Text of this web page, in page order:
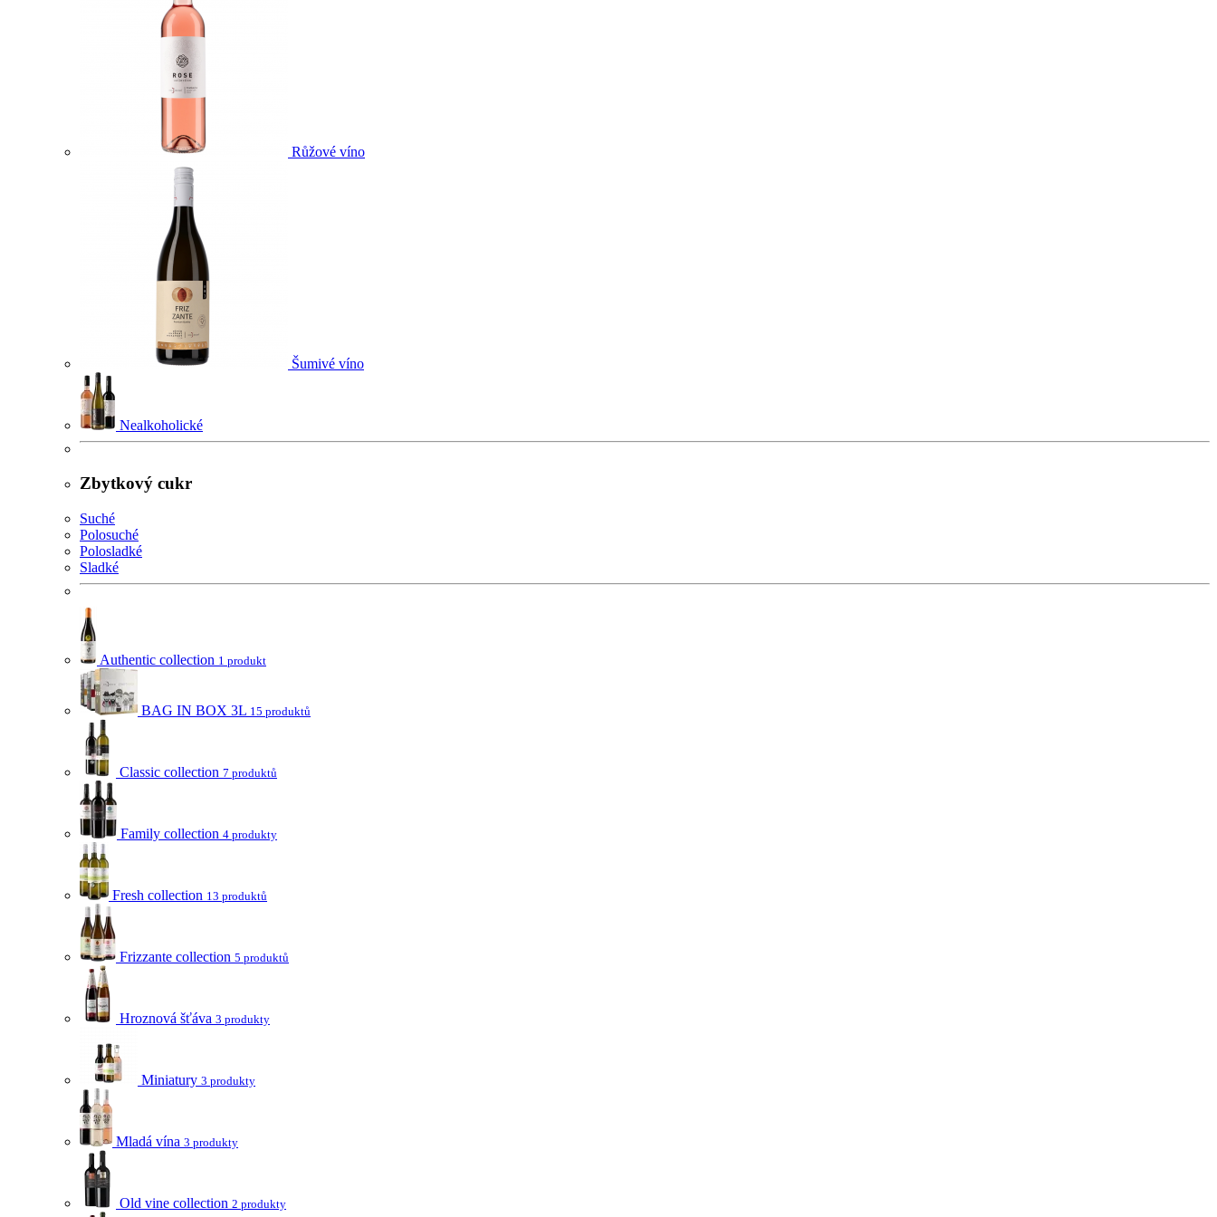
Růžové víno
Šumivé víno
Nealkoholické
Zbytkový cukr
Suché
Polosuché
Polosladké
Sladké
Authentic collection 1 produkt
BAG IN BOX 3L 15 produktů
Classic collection 7 produktů
Family collection 4 produkty
Fresh collection 13 produktů
Frizzante collection 5 produktů
Hroznová šťáva 3 produkty
Miniatury 3 produkty
Mladá vína 3 produkty
Old vine collection 2 produkty